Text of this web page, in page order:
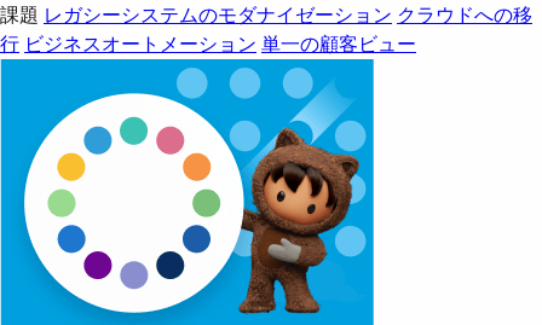
課題 レガシーシステムのモダナイゼーション クラウドへの移
行 ビジネスオートメーション 単一の顧客ビュー